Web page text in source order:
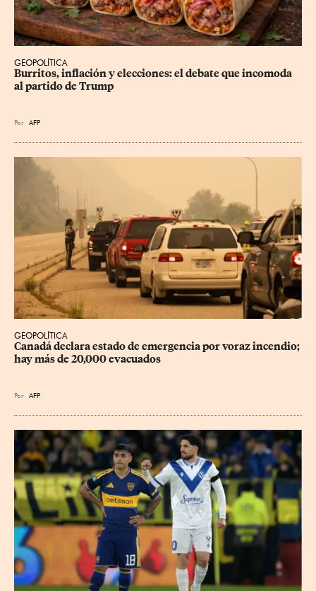
GEOPOLÍTICA
Burritos, inflación y elecciones: el debate que incomoda
al partido de Trump
Por AFP
GEOPOLÍTICA
Canadá declara estado de emergencia por voraz incendio;
hay más de 20,000 evacuados
Por AFP